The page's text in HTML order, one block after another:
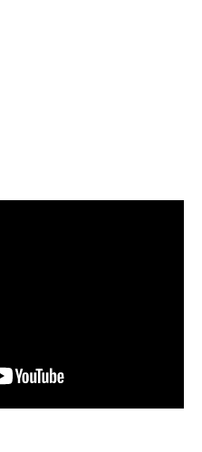
алып бергенден
жакшы» деп болбой